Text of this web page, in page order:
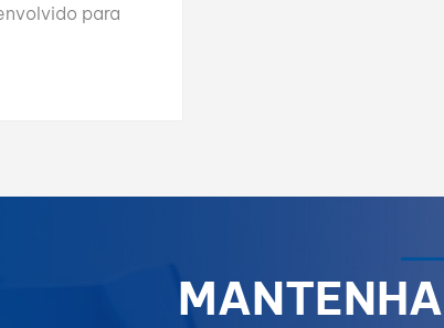
para
para vernizes